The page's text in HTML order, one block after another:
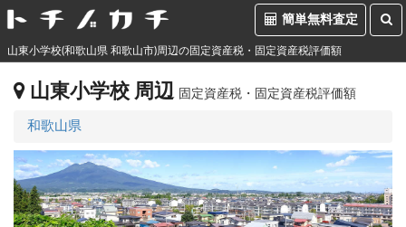
簡単無料査定
山東小学校(和歌山県 和歌山市)周辺の固定資産税・固定資産税評価額
山東小学校 周辺 固定資産税・固定資産税評価額
和歌山県